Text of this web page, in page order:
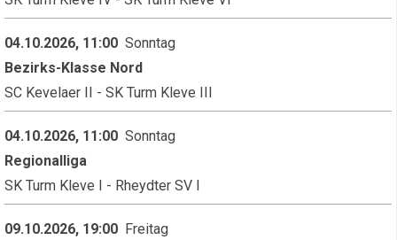
04.10.2026, 11:00 Sonntag
Bezirks-Klasse Nord
SC Kevelaer II - SK Turm Kleve III
04.10.2026, 11:00 Sonntag
Regionalliga
SK Turm Kleve I - Rheydter SV I
09.10.2026, 19:00 Freitag